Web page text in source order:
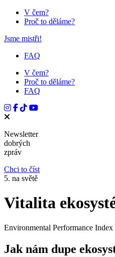
V čem?
Proč to děláme?
Jsme mistři!
FAQ
V čem?
Proč to děláme?
FAQ
Newsletter
dobrých
zpráv
Chci to číst
5. na světě
Vitalita
Environmental Performance Index
Jak nám dupe